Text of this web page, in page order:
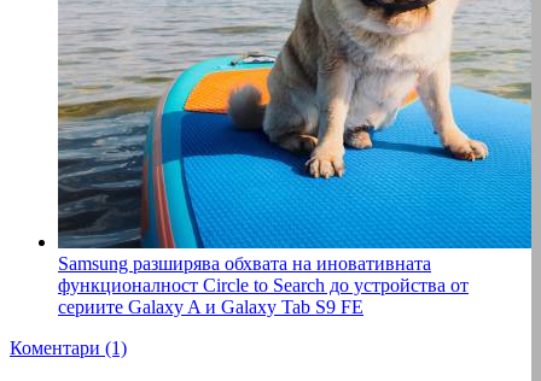
Samsung разширява обхвата на иновативната
функционалност Circle to Search до устройства от
сериите Galaxy A и Galaxy Tab S9 FE
Коментари (1)